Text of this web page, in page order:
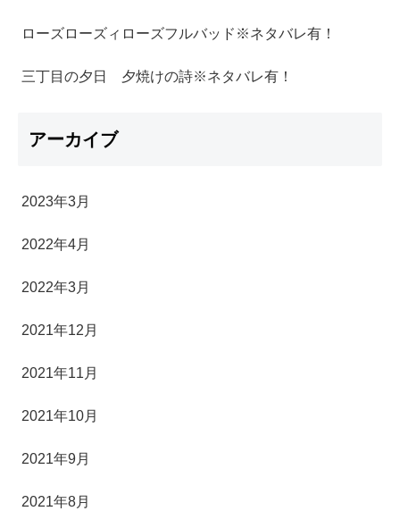
ローズローズィローズフルバッド※ネタバレ有！
三丁目の夕日 夕焼けの詩※ネタバレ有！
アーカイブ
2023年3月
2022年4月
2022年3月
2021年12月
2021年11月
2021年10月
2021年9月
2021年8月